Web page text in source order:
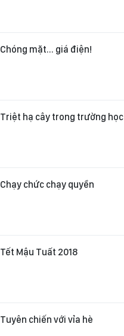
Chóng mặt... giá điện!
Triệt hạ cây trong trường học
Chạy chức chạy quyền
Tết Mậu Tuất 2018
Tuyên chiến với vỉa hè